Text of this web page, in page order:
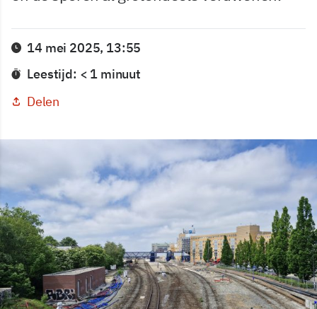
14 mei 2025, 13:55
Leestijd: < 1 minuut
Delen